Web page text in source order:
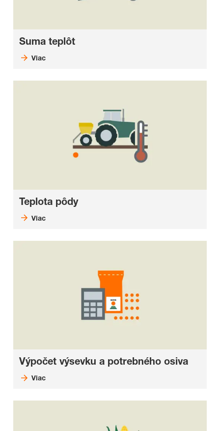
Suma teplôt
Viac
Teplota pôdy
Viac
Výpočet výsevku a potrebného osiva
Viac